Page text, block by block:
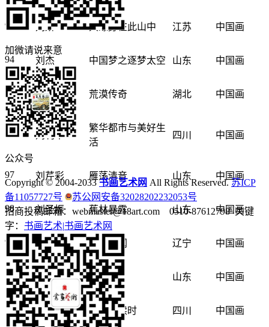
93 刘娇 只缘身在此山中 江苏 中国画
94 刘杰 中国梦之逐梦太空 山东 中国画
95 刘锦蓉 荒漠传奇 湖北 中国画
96 刘利华
繁华都市与美好生
活
四川 中国画
97 刘芹彩 雁荡清音 山东 中国画
98 刘圣振 蕉林暴露 山东 中国画
99 刘思源 年市暄阗 辽宁 中国画
100 刘巍 寒假 山东 中国画
101 刘星 晨轩伴读时 四川 中国画
加微请说来意
公众号
Copyright © 2004-2033书画艺术网 All Rights Reserved.苏ICP
备11057727号
苏公网安备32028202232053号
招商投稿邮箱：webmaster@18art.com 0510-87612798 关键
字： 书画艺术|书画艺术网